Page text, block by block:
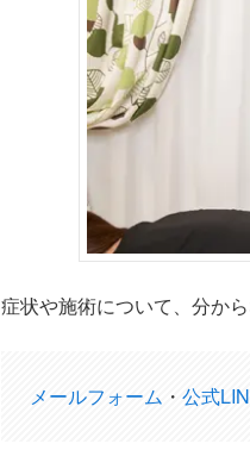
症状や施術について、分か
メールフォーム ・ 公式